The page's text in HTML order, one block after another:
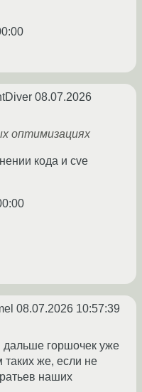
08.07.2026
оптимизациях
кода и cve
08.07.2026 10:57:39
дальше горшочек уже
таких же, если не
наших